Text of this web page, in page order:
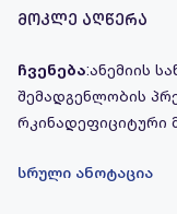
მოკლე აღწერა
ჩვენება:ანემიის
შემადგენლობის
რკინადეფიციტური
სრული ანოტაცია